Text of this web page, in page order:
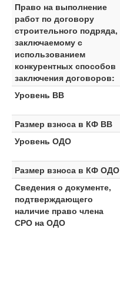
Право на выполнение
работ по договору
строительного подряда,
заключаемому с
использованием
конкурентных способов
заключения договоров:
Уровень ВВ
Размер взноса в КФ ВВ
Уровень ОДО
Размер взноса в КФ ОДО
Сведения о документе,
подтверждающего
наличие право члена
СРО на ОДО